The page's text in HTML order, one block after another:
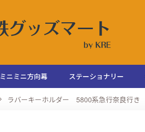
ミニミニ方向幕 ステーショナリー
ラバーキーホルダー 5800系急行奈良行き